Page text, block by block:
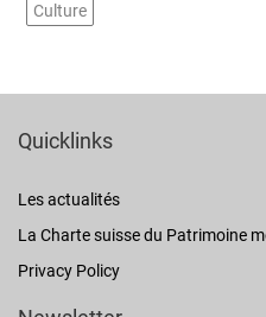
Culture
Quicklinks
Les actualités
La Charte suisse du Patrimoine
Privacy Policy